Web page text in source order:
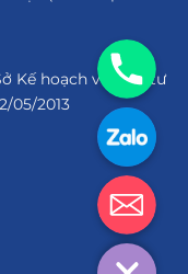
Kế hoạch và Đầu tư
05/2013
https://